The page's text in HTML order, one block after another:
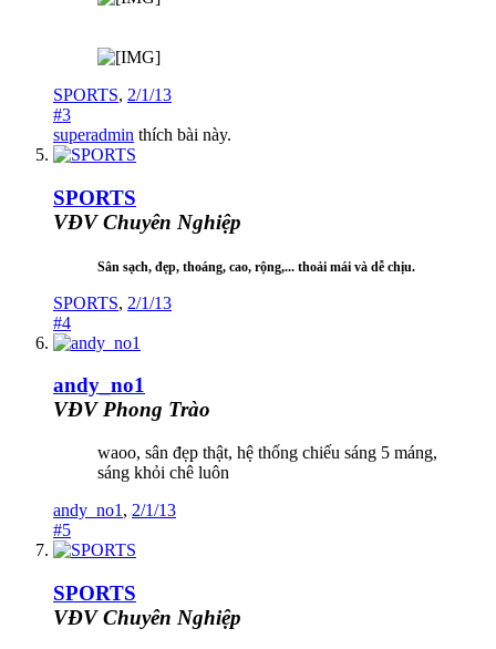
SPORTS, 2/1/13
#3
superadmin thích bài này.
SPORTS
VĐV Chuyên Nghiệp
Sân sạch, đẹp, thoáng, cao, rộng,... thoải mái và dễ chịu.
SPORTS, 2/1/13
#4
andy_no1
VĐV Phong Trào
waoo, sân đẹp thật, hệ thống chiếu sáng 5 máng,
sáng khỏi chê luôn
andy_no1 , 2/1/13
#5
SPORTS
VĐV Chuyên Nghiệp